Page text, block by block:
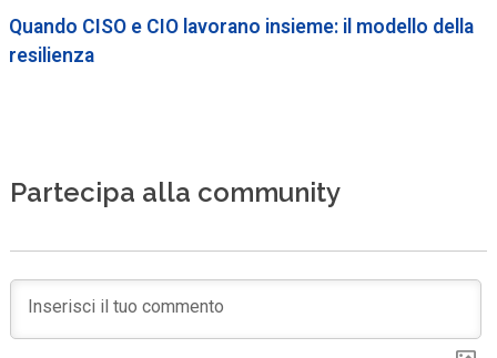
Quando CISO e CIO lavorano insieme: il modello della
resilienza
Partecipa alla community